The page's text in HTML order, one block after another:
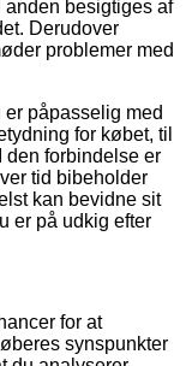
anden besigtiges af
Derudover
problemer med
er påpasselig med
for købet, til
den forbindelse er
tid bibeholder
kan bevidne sit
er på udkig efter
for at
synspunkter